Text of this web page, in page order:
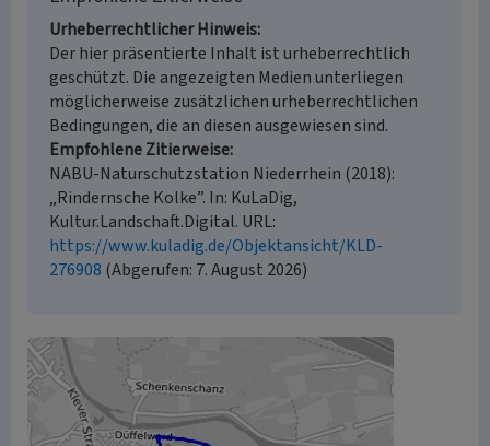
Urheberrechtlicher Hinweis
Der hier präsentierte Inhalt ist urheberrechtlich
geschützt. Die angezeigten Medien unterliegen
möglicherweise zusätzlichen urheberrechtlichen
Bedingungen, die an diesen ausgewiesen sind.
Empfohlene Zitierweise
NABU-Naturschutzstation Niederrhein (2018):
„Rindernsche Kolke”. In: KuLaDig,
Kultur.Landschaft.Digital. URL:
https://www.kuladig.de/Objektansicht/KLD-
276908 (Abgerufen: 7. August 2026)